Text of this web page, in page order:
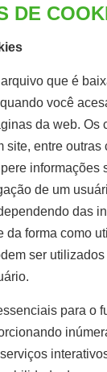
DE
que é
você
da web. Os
site, entre outras
informações
de um
das
da forma como
ser utilizados
para o